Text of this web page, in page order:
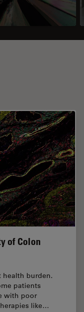
of Colon
health burden.
patients
with poor
like…